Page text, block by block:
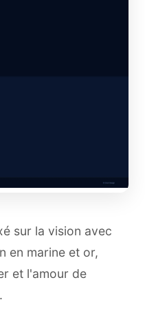
sur la vision avec
en marine et or,
et l'amour de